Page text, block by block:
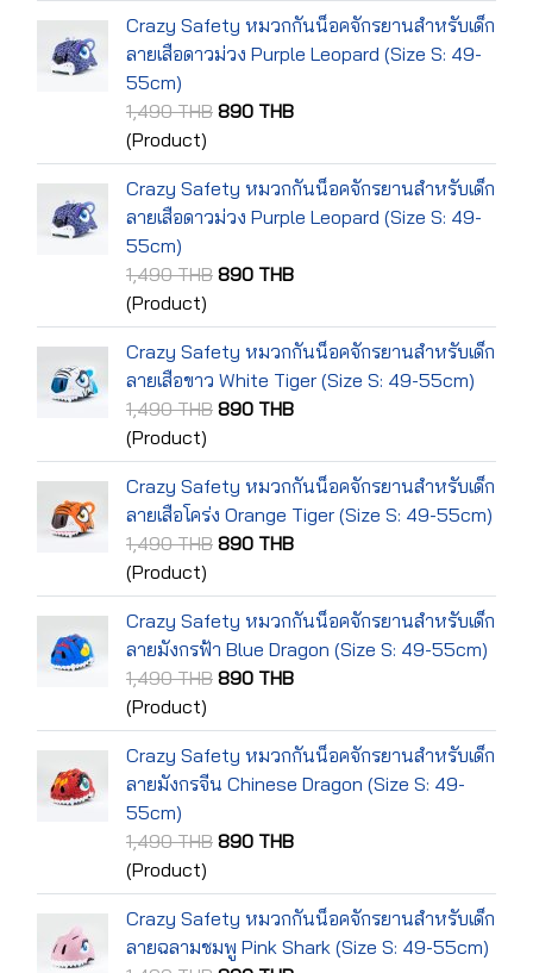
Crazy Safety หมวกกันน็อคจักรยานสำหรับเด็ก
ลายเสือดาวม่วง Purple Leopard (Size S: 49-
55cm)
1,490 THB 890 THB
(Product)
Crazy Safety หมวกกันน็อคจักรยานสำหรับเด็ก
ลายเสือดาวม่วง Purple Leopard (Size S: 49-
55cm)
1,490 THB 890 THB
(Product)
Crazy Safety หมวกกันน็อคจักรยานสำหรับเด็ก
ลายเสือขาว White Tiger (Size S: 49-55cm)
1,490 THB 890 THB
(Product)
Crazy Safety หมวกกันน็อคจักรยานสำหรับเด็ก
ลายเสือโคร่ง Orange Tiger (Size S: 49-55cm)
1,490 THB 890 THB
(Product)
Crazy Safety หมวกกันน็อคจักรยานสำหรับเด็ก
ลายมังกรฟ้า Blue Dragon (Size S: 49-55cm)
1,490 THB 890 THB
(Product)
Crazy Safety หมวกกันน็อคจักรยานสำหรับเด็ก
ลายมังกรจีน Chinese Dragon (Size S: 49-
55cm)
1,490 THB 890 THB
(Product)
Crazy Safety หมวกกันน็อคจักรยานสำหรับเด็ก
ลายฉลามชมพู Pink Shark (Size S: 49-55cm)